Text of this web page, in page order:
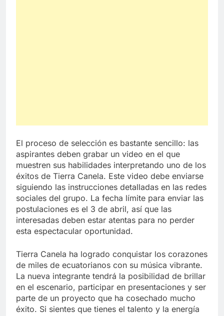
El proceso de selección es bastante sencillo: las
aspirantes deben grabar un video en el que
muestren sus habilidades interpretando uno de los
éxitos de Tierra Canela. Este video debe enviarse
siguiendo las instrucciones detalladas en las redes
sociales del grupo. La fecha límite para enviar las
postulaciones es el 3 de abril, así que las
interesadas deben estar atentas para no perder
esta espectacular oportunidad.
Tierra Canela ha logrado conquistar los corazones
de miles de ecuatorianos con su música vibrante.
La nueva integrante tendrá la posibilidad de brillar
en el escenario, participar en presentaciones y ser
parte de un proyecto que ha cosechado mucho
éxito. Si sientes que tienes el talento y la energía